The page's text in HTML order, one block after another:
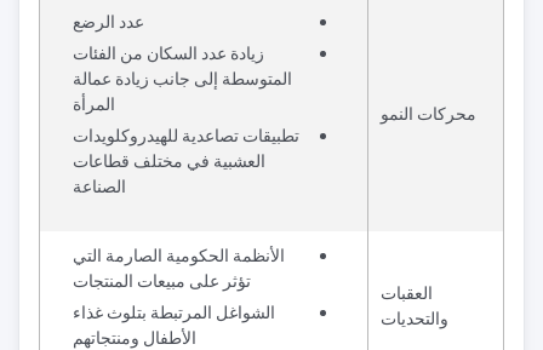
محركات النمو
عدد الرضع
زيادة عدد السكان من الفئات
المتوسطة إلى جانب زيادة عمالة
المرأة
تطبيقات تصاعدية للهيدروكلويدات
العشبية في مختلف قطاعات
الصناعة
العقبات
والتحديات
الأنظمة الحكومية الصارمة التي
تؤثر على مبيعات المنتجات
الشواغل المرتبطة بتلوث غذاء
الأطفال ومنتجاتهم